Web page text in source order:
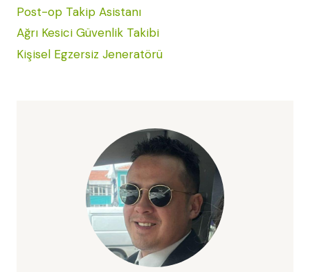
Post-op Takip Asistanı
Ağrı Kesici Güvenlik Takibi
Kişisel Egzersiz Jeneratörü